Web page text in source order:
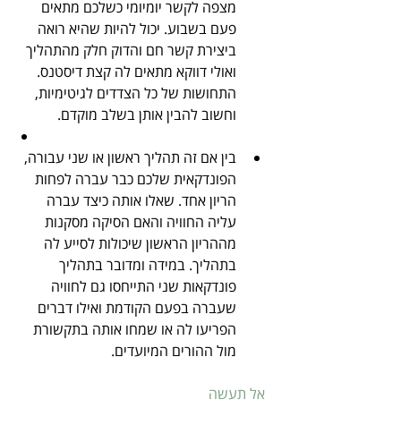
מצפה לקשר יומיומי כשלכם מתאים
פעם בשבוע. יכול להיות שהיא רואה
ביצירת קשר חם והדוק חלק מהתהליך
ואולי דווקא מתאים לה קצת דיסטנס.
התחושות של כל הצדדים לגיטימיות,
וחשוב להבין אותן בשלב מוקדם.
בין אם זה תהליך ראשון או שני עבורה,
הפונדקאית שלכם כבר עברה לפחות
הריון אחד. שאלו אותה כיצד עברה
עליה החוויה והאם הסיקה מסקנות
מההריון הראשון שיכולות לסייע לה
בתהליך. במידה ומדובר בתהליך
פונדקאות שני התייחסו גם לחוויה
שעברה בפעם הקודמת ואילו דברים
הפריעו לה או שמחו אותה בתקשורת
מול ההורים המיועדים.
אל תעשה